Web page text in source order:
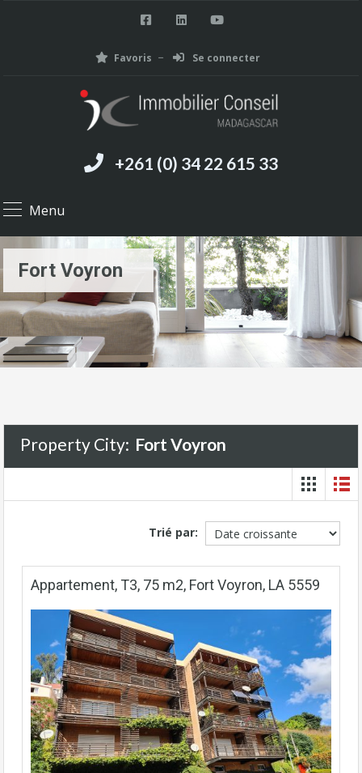
Favoris Se connecter
+261 (0) 34 22 615 33
Menu
Fort Voyron
Property City: Fort Voyron
Trié par:
Appartement, T3, 75 m2, Fort Voyron, LA 5559